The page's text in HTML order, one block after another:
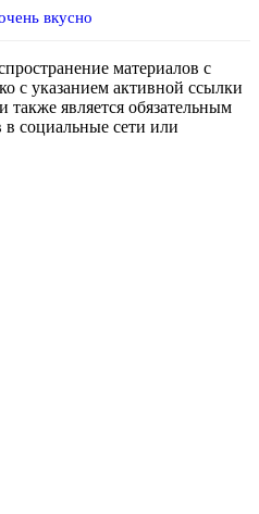
вкусно
материалов с
с указанием активной ссылки
является обязательным
социальные сети или